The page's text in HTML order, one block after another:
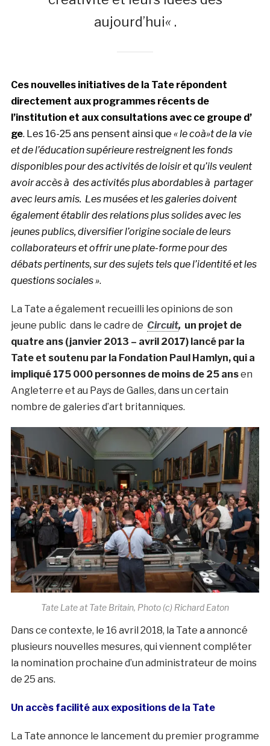
aujourd’hui« .
Ces nouvelles initiatives de la Tate répondent
directement aux programmes récents de
l’institution et aux consultations avec ce groupe d’
ge. Les 16-25 ans pensent ainsi que « le coà»t de la vie
et de l’éducation supérieure restreignent les fonds
disponibles pour des activités de loisir et qu’ils veulent
avoir accès à des activités plus abordables à partager
avec leurs amis. Les musées et les galeries doivent
également établir des relations plus solides avec les
jeunes publics, diversifier l’origine sociale de leurs
collaborateurs et offrir une plate-forme pour des
débats pertinents, sur des sujets tels que l’identité et les
questions sociales ».
La Tate a également recueilli les opinions de son
jeune public dans le cadre de Circuit, un projet de
quatre ans (janvier 2013 – avril 2017) lancé par la
Tate et soutenu par la Fondation Paul Hamlyn, qui a
impliqué 175 000 personnes de moins de 25 ansen
Angleterre et au Pays de Galles, dans un certain
nombre de galeries d’art britanniques.
Tate Late at Tate Britain, Photo (c) Richard Eaton
Dans ce contexte, le 16 avril 2018, la Tate a annoncé
plusieurs nouvelles mesures, qui viennent compléter
la nomination prochaine d’un administrateur de moins
de 25 ans.
Un accès facilité aux expositions de la Tate
La Tate annonce le lancement du premier programme